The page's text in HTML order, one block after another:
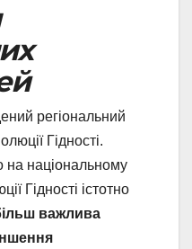
регіональний
Гідності.
національному
Гідності істотно
важлива